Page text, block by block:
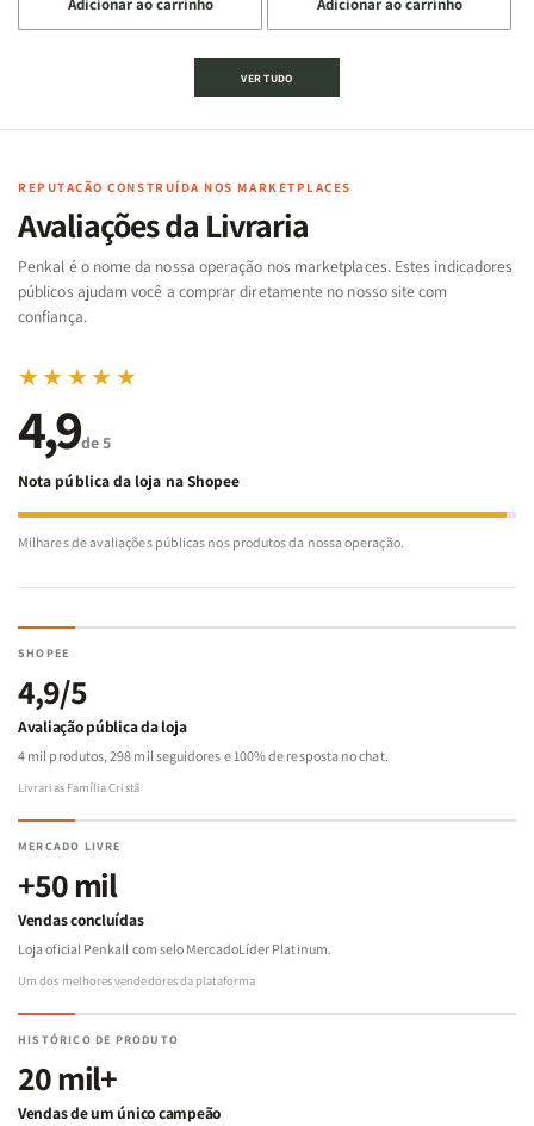
quantidade
de
Cartas
Famílias
Bíblia
-
Penkal
quantidade
de
Jogo
Cartas
Famílias
da
Bíblia
-
Penkal
quantidade
de
Jogo
|
de
quantidade
de
|
VER TUDO
REPUTAÇÃO CONSTRUÍDA NOS MARKETPLACES
Avaliações da Livraria
Penkal é o nome da nossa operação nos marketplaces. Estes indicadores
públicos ajudam você a comprar diretamente no nosso site com
confiança.
★★★★★
4,9de 5
Nota pública da loja na Shopee
Milhares de avaliações públicas nos produtos da nossa operação.
SHOPEE
4,9/5
Avaliação pública da loja
4 mil produtos, 298 mil seguidores e 100% de resposta no chat.
Livrarias Família Cristã
MERCADO LIVRE
+50 mil
Vendas concluídas
Loja oficial Penkall com selo MercadoLíder Platinum.
Um dos melhores vendedores da plataforma
HISTÓRICO DE PRODUTO
20 mil+
Vendas de um único campeão